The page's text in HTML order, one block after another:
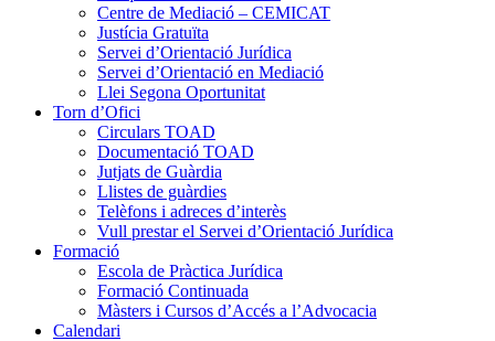
Centre de Mediació – CEMICAT
Justícia Gratuïta
Servei d’Orientació Jurídica
Servei d’Orientació en Mediació
Llei Segona Oportunitat
Torn d’Ofici
Circulars TOAD
Documentació TOAD
Jutjats de Guàrdia
Llistes de guàrdies
Telèfons i adreces d’interès
Vull prestar el Servei d’Orientació Jurídica
Formació
Escola de Pràctica Jurídica
Formació Continuada
Màsters i Cursos d’Accés a l’Advocacia
Calendari